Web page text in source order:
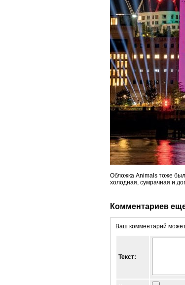
Обложка Animals тоже
холодная, сумрачная и
Комментариев
Ваш комментарий
Текст: